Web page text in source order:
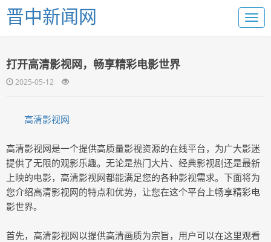
晋中新闻网
打开高清影视网，畅享精彩电影世界
2025-05-12
高清影视网
高清影视网是一个提供高质量影视资源的在线平台，为广大影迷
提供了无限的观影乐趣。无论是热门大片、经典影视剧还是最新
上映的电影，高清影视网都能满足您的各种影视需求。下面将为
您介绍高清影视网的特点和优势，让您在这个平台上畅享精彩电
影世界。
首先，高清影视网以提供高清画质为宗旨，用户可以在这里观看